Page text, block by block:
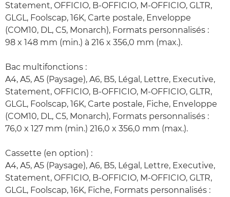
Statement, OFFICIO, B-OFFICIO, M-OFFICIO, GLTR,
GLGL, Foolscap, 16K, Carte postale, Enveloppe
(COM10, DL, C5, Monarch), Formats personnalisés :
98 x 148 mm (min.) à 216 x 356,0 mm (max.).
Bac multifonctions :
A4, A5, A5 (Paysage), A6, B5, Légal, Lettre, Executive,
Statement, OFFICIO, B-OFFICIO, M-OFFICIO, GLTR,
GLGL, Foolscap, 16K, Carte postale, Fiche, Enveloppe
(COM10, DL, C5, Monarch), Formats personnalisés :
76,0 x 127 mm (min.) 216,0 x 356,0 mm (max.).
Cassette (en option) :
A4, A5, A5 (Paysage), A6, B5, Légal, Lettre, Executive,
Statement, OFFICIO, B-OFFICIO, M-OFFICIO, GLTR,
GLGL, Foolscap, 16K, Fiche, Formats personnalisés :